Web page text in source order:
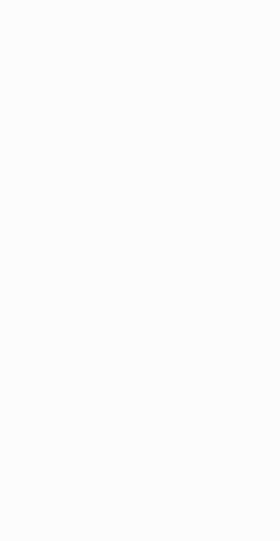
載8500自動機芯，走時穩定準